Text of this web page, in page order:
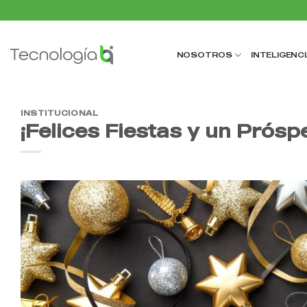
NOSOTROS
INSTITUCIONAL
¡Felices Fiestas y un